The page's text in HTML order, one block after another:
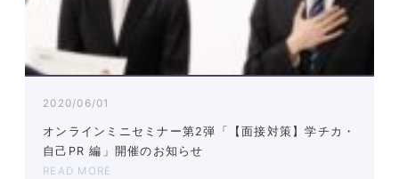
2020/06/01
オンラインミニセミナー第2弾「【面接対策】学チカ・
自己PR 編」開催のお知らせ
READ MORE